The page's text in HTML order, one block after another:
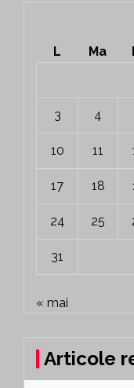
L Ma
3 4
10 11
17 18
24 25
31
« mai
Articole